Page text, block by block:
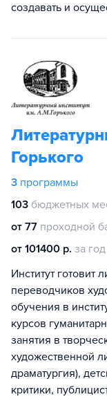
создавать и
Горького
3 программы
103 бюджетных
от 77 проходной
от 101400 р. за год
Институт готовит
переводчиков
обучения в
курсов
занятия в
художественной
драматургия),
критики,